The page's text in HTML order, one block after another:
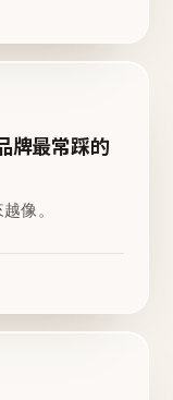
牌最常踩的
像。